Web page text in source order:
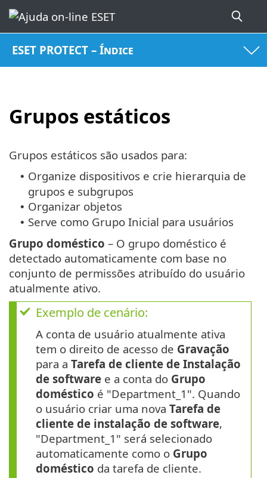
ESET PROTECT – Índice
Grupos estáticos
Grupos estáticos são usados para:
• Organize dispositivos e crie hierarquia de
grupos e subgrupos
• Organizar objetos
• Serve como Grupo Inicial para usuários
Grupo doméstico – O grupo doméstico é
detectado automaticamente com base no
conjunto de permissões atribuído do usuário
atualmente ativo.
Exemplo de cenário:
A conta de usuário atualmente ativa
tem o direito de acesso de Gravação
para a Tarefa de cliente de Instalação
de software e a conta do Grupo
doméstico é "Department_1". Quando
o usuário criar uma nova Tarefa de
cliente de instalação de software,
"Department_1" será selecionado
automaticamente como o Grupo
doméstico da tarefa de cliente.